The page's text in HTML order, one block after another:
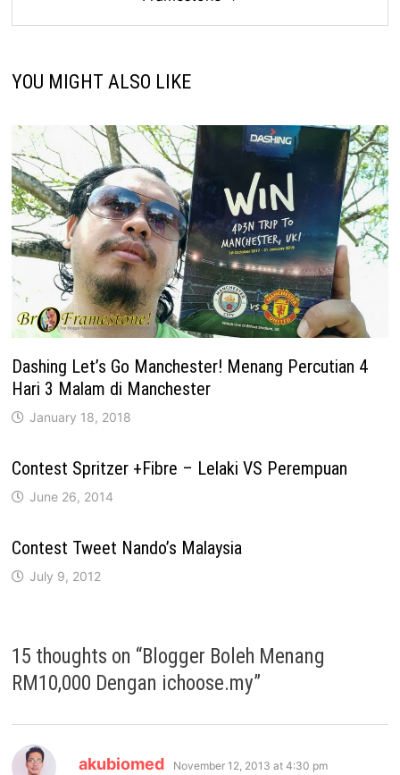
YOU MIGHT ALSO LIKE
Dashing Let’s Go Manchester! Menang Percutian 4
Hari 3 Malam di Manchester
January 18, 2018
Contest Spritzer +Fibre – Lelaki VS Perempuan
June 26, 2014
Contest Tweet Nando’s Malaysia
July 9, 2012
15 thoughts on “Blogger Boleh Menang
RM10,000 Dengan ichoose.my”
akubiomed says:
November 12, 2013 at 4:30 pm